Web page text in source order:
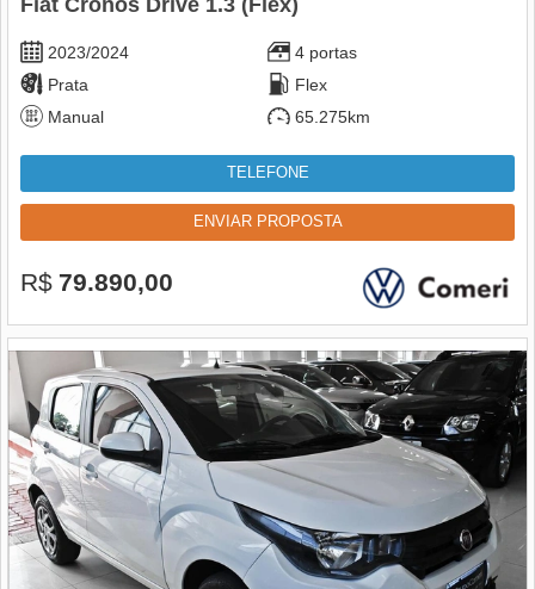
Fiat Cronos Drive 1.3 (Flex)
2023/2024
4 portas
Prata
Flex
Manual
65.275km
TELEFONE
ENVIAR PROPOSTA
R$ 79.890,00